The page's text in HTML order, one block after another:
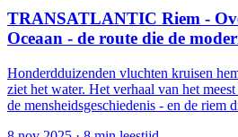
TRANSATLANTIC Riem -
Oceaan - de route die de
Honderdduizenden vluchten kruisen
ziet het water. Het verhaal van het
de mensheidsgeschiedenis - en de riem